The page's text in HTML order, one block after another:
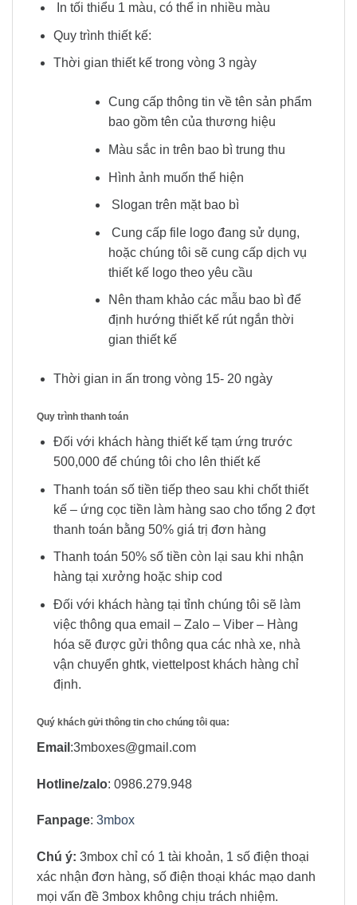
In tối thiểu 1 màu, có thể in nhiều màu
Quy trình thiết kế:
Thời gian thiết kế trong vòng 3 ngày
Cung cấp thông tin về tên sản phẩm
bao gồm tên của thương hiệu
Màu sắc in trên bao bì trung thu
Hình ảnh muốn thể hiện
Slogan trên mặt bao bì
Cung cấp file logo đang sử dụng,
hoặc chúng tôi sẽ cung cấp dịch vụ
thiết kế logo theo yêu cầu
Nên tham khảo các mẫu bao bì để
định hướng thiết kế rút ngắn thời
gian thiết kế
Thời gian in ấn trong vòng 15- 20 ngày
Quy trình thanh toán
Đối với khách hàng thiết kế tạm ứng trước
500,000 để chúng tôi cho lên thiết kế
Thanh toán số tiền tiếp theo sau khi chốt thiết
kế – ứng cọc tiền làm hàng sao cho tổng 2 đợt
thanh toán bằng 50% giá trị đơn hàng
Thanh toán 50% số tiền còn lại sau khi nhận
hàng tại xưởng hoặc ship cod
Đối với khách hàng tại tỉnh chúng tôi sẽ làm
việc thông qua email – Zalo – Viber – Hàng
hóa sẽ được gửi thông qua các nhà xe, nhà
vận chuyển ghtk, viettelpost khách hàng chỉ
định.
Quý khách gửi thông tin cho chúng tôi qua:
Email :3mboxes@gmail.com
Hotline/zalo: 0986.279.948
Fanpage: 3mbox
Chú ý: 3mbox chỉ có 1 tài khoản, 1 số điện thoại
xác nhận đơn hàng, số điện thoại khác mạo danh
mọi vấn đề 3mbox không chịu trách nhiệm.